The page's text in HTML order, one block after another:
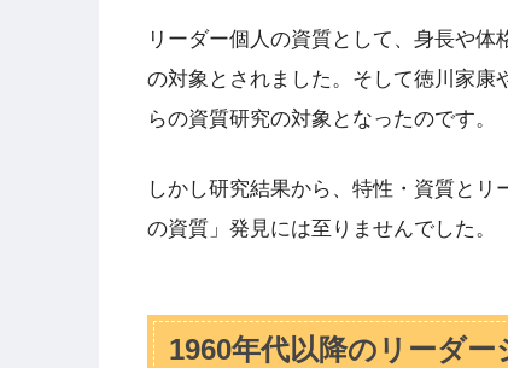
リーダー個人の資質として、身長や
の対象とされました。そして徳川家
らの資質研究の対象となったのです。
しかし研究結果から、特性・資質と
の資質」発見には至りませんでした。
1960年代以降のリーダー